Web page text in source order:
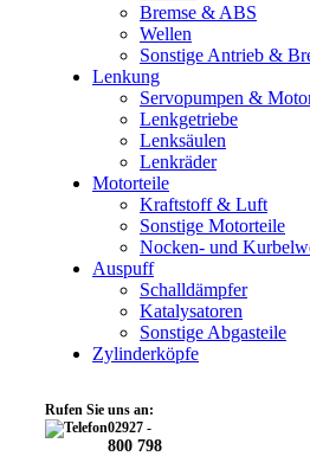
Bremse & ABS
Wellen
Sonstige Antrieb &
Lenkung
Servopumpen &
Lenkgetriebe
Lenksäulen
Lenkräder
Motorteile
Kraftstoff & Luft
Sonstige Motorteile
Nocken- und
Auspuff
Schalldämpfer
Katalysatoren
Sonstige Abgasteile
Zylinderköpfe
Rufen Sie uns an:
02927 -
800 798